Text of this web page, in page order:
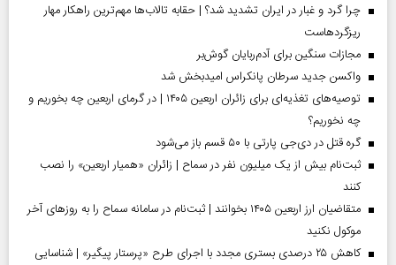
چرا گرد و غبار در ایران تشدید شد؟ | حقابه تالاب‌ها مهم‌ترین راهکار مهار
ریزگردهاست
مجازات سنگین برای آدم‌ربایان گوش‌بر
واکسن جدید سرطان پانکراس امیدبخش شد
توصیه‌های تغذیه‌ای برای زائران اربعین ۱۴۰۵ | در گرمای اربعین چه بخوریم و
چه نخوریم؟
گره قتل در دی‌جی پارتی با ۵۰ قسم باز می‌شود
ثبت‌نام بیش از یک میلیون نفر در سماح | زائران «همیار اربعین» را نصب
کنند
متقاضیان ارز اربعین ۱۴۰۵ بخوانند | ثبت‌نام در سامانه سماح را به روز‌های آخر
موکول نکنید
کاهش ۲۵ درصدی بستری مجدد با اجرای طرح «پرستار پیگیر» | شناسایی